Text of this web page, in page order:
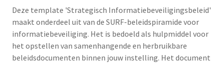
Deze template 'Strategisch Informatiebeveiligingsbeleid'
maakt onderdeel uit van de SURF-beleidspiramide voor
informatiebeveiliging. Het is bedoeld als hulpmiddel voor
het opstellen van samenhangende en herbruikbare
beleidsdocumenten binnen jouw instelling. Het document